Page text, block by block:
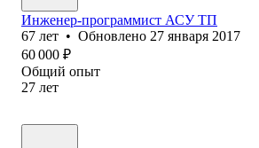
Инженер-программист АСУ ТП
67 лет • Обновлено 27 января 2017
60 000 ₽
Общий опыт
27 лет